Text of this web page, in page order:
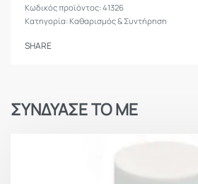
41326
Κατηγορία:Καθαρισμός & Συντήρηση
SHARE
ΣΥΝΔΥΑΣΕ ΤΟ ΜΕ